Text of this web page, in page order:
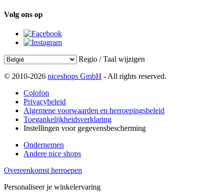
Volg ons op
Regio / Taal wijzigen
© 2010-2026 niceshops GmbH - All rights reserved.
Colofon
Privacybeleid
Algemene voorwaarden en herroepingsbeleid
Toegankelijkheidsverklaring
Instellingen voor gegevensbescherming
Ondernemen
Andere nice shops
Overeenkomst herroepen
Personaliseer je winkelervaring